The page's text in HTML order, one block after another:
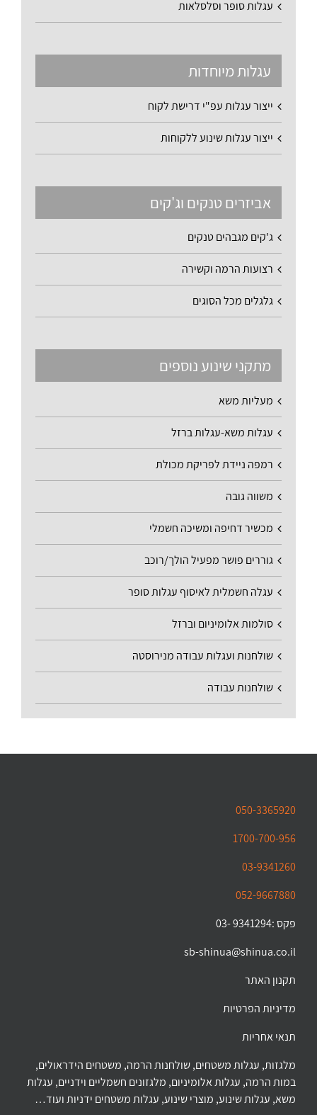
עגלות סופר וסלסלאות
עגלות מיוחדות
ייצור עגלות עפ"י דרישת לקוח
ייצור עגלות שינוע ללקוחות
אביזרים טנקים וג'קים
ג'קים מגבהים טנקים
רצועות הרמה וקשירה
גלגלים מכל הסוגים
מתקני שינוע נוספים
מעליות משא
עגלות משא-עגלות ברזל
רמפה ניידת לפריקת מכולת
משווה גובה
מכשיר דחיפה ומשיכה חשמלי
גוררים פושר מפעיל הולך/רוכב
עגלה חשמלית לאיסוף עגלות סופר
סולמות אלומיניום וברזל
שולחנות ועגלות עבודה מנירוסטה
שולחנות עבודה
050-3365920
1700-700-956
03-9341260
052-9667880
פקס :9341294 -03
sb-shinua@shinua.co.il
תקנון האתר
מדיניות הפרטיות
תנאי אחריות
מלגזות, עגלות משטחים, שולחנות הרמה, משטחים הידראולים,
במות הרמה, עגלות אלומיניום, מלגזונים חשמליים וידניים, עגלות
משא, עגלות שינוע, מוצרי שינוע, עגלות משטחים ידניות ועוד…